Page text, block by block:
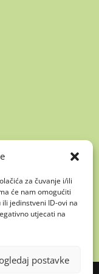
za čuvanje i/ili
će nam omogućiti
jedinstveni ID-ovi na
utjecati na
postavke